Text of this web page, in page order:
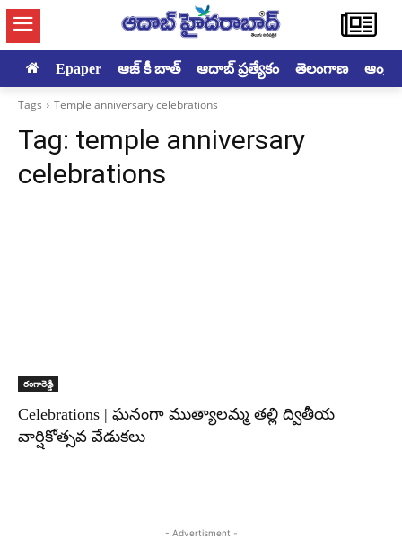
Epaper ఆజ్ కీ బాత్ ఆదాబ్ ప్రత్యేకం తెలంగాణ
Tags Temple anniversary celebrations
Tag: temple anniversary
celebrations
రంగారెడ్డి
Celebrations | ఘనంగా ముత్యాలమ్మ తల్లి ద్వితీయ
వార్షికోత్సవ వేడుకలు
- Advertisment -